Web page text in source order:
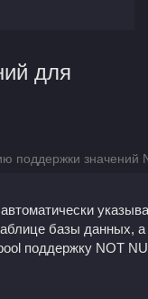
для
поддержки значений
базы данных,
поддержку NOT